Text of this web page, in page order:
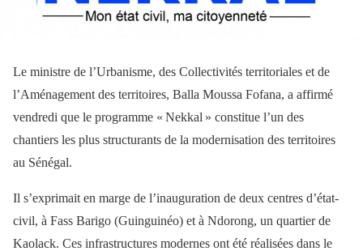
Le ministre de l’Urbanisme, des Collectivités territoriales et de
l’Aménagement des territoires, Balla Moussa Fofana, a affirmé
vendredi que le programme « Nekkal » constitue l’un des
chantiers les plus structurants de la modernisation des territoires
au Sénégal.
Il s’exprimait en marge de l’inauguration de deux centres d’état-
civil, à Fass Barigo (Guinguinéo) et à Ndorong, un quartier de
Kaolack. Ces infrastructures modernes ont été réalisées dans le